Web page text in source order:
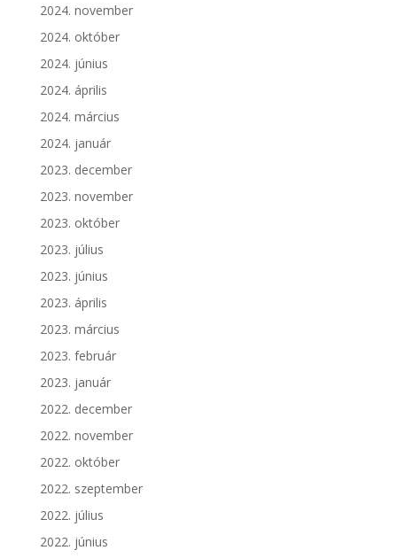
2024. november
2024. október
2024. június
2024. április
2024. március
2024. január
2023. december
2023. november
2023. október
2023. július
2023. június
2023. április
2023. március
2023. február
2023. január
2022. december
2022. november
2022. október
2022. szeptember
2022. július
2022. június